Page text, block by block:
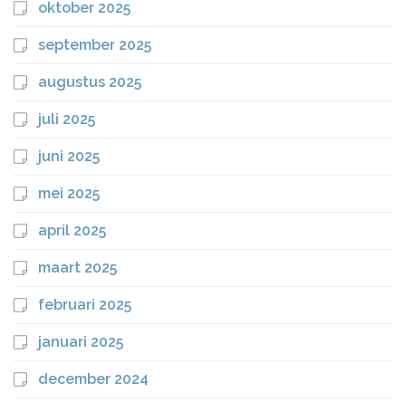
oktober 2025
september 2025
augustus 2025
juli 2025
juni 2025
mei 2025
april 2025
maart 2025
februari 2025
januari 2025
december 2024